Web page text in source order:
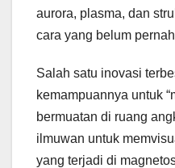
aurora, plasma, dan
cara yang belum
Salah satu inovasi
kemampuannya untuk
bermuatan di ruang
ilmuwan untuk
yang terjadi di